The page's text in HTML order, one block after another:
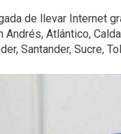
de llevar Internet
Atlántico,
Santander, Sucre,